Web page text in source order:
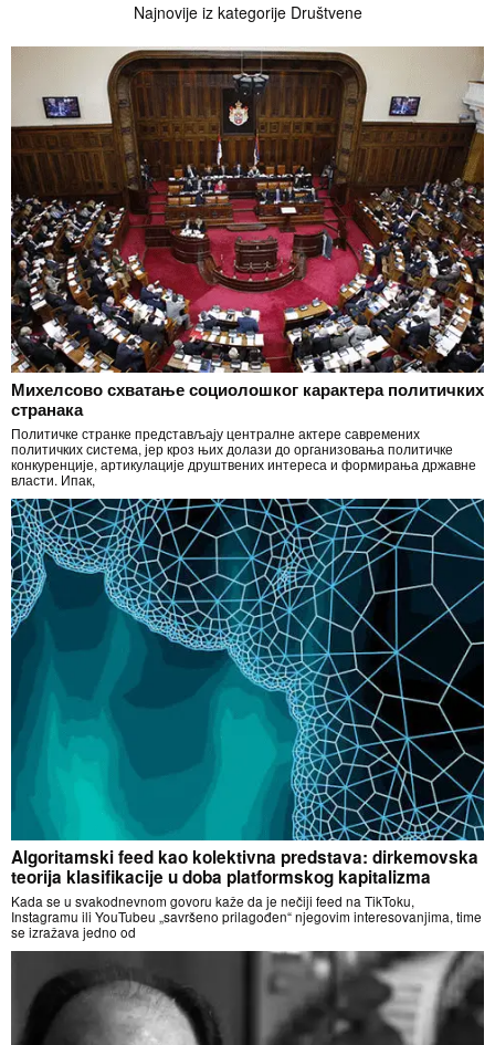
Najnovije iz kategorije Društvene
Михелсово схватање социолошког карактера политичких
странака
Политичке странке представљају централне актере савремених
политичких система, јер кроз њих долази до организовања политичке
конкуренције, артикулације друштвених интереса и формирања државне
власти. Ипак,
Algoritamski feed kao kolektivna predstava: dirkemovska
teorija klasifikacije u doba platformskog kapitalizma
Kada se u svakodnevnom govoru kaže da je nečiji feed na TikToku,
Instagramu ili YouTubeu „savršeno prilagođen“ njegovim interesovanjima, time
se izražava jedno od